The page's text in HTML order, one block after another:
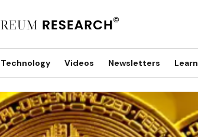
Technology Videos Newsletters Learn